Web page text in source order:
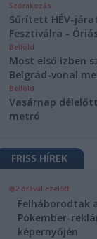
Szórakozás
Sűrített HÉV-
Fesztiválra -
Belföld
Most első ízben
Belgrád-vonal
Belföld
Vasárnap
metró
FRISS HÍREK
2 órával ezelőtt
Felháborodtak
Pókember-
képernyőjén